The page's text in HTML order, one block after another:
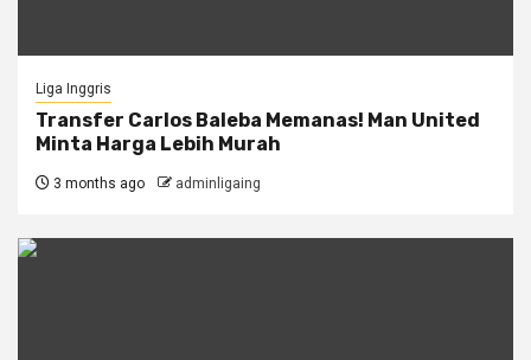
Liga Inggris
Transfer Carlos Baleba Memanas! Man United
Minta Harga Lebih Murah
3 months ago adminligaing